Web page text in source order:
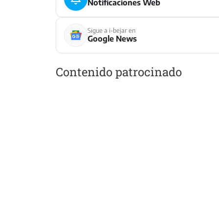
Notificaciones Web
Sigue a i-bejar en
Google News
Contenido patrocinado